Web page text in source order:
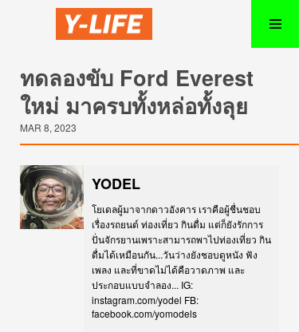
ทดลองขับ Ford Everest
ใหม่ มาครบทั้งหล่อทั้งลุย
MAR 8, 2023
YODEL
โยเดลผู้มาจากดาวอังคาร เราคือผู้ชื่นชอบ
เรื่องรถยนต์ ท่องเที่ยว กินดื่ม แต่ก็ยังรักการ
ปั่นจักรยานเพราะสามารถพาไปท่องเที่ยว กิน
ดื่มได้เหมือนกัน...วันว่างยังชอบดูหนัง ฟัง
เพลง และที่ขาดไม่ได้คือวาดภาพ และ
ประกอบแบบจำลอง... IG:
instagram.com/yodel FB:
facebook.com/yomodels